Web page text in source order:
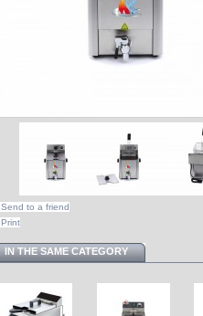
Send to a friend
Print
IN THE SAME CATEGORY